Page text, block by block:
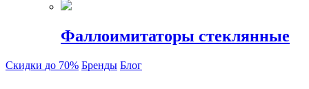
Фаллоимитаторы стеклянные
Скидки до 70% Бренды Блог